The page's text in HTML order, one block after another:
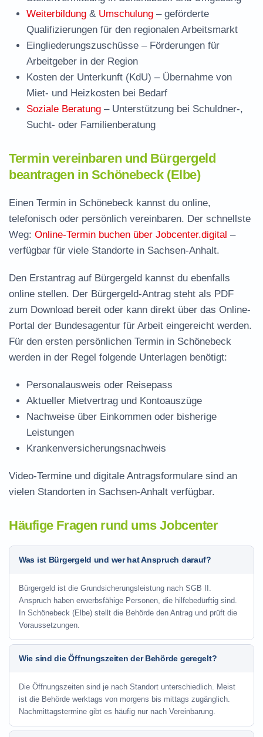
Weiterbildung & Umschulung – geförderte
Qualifizierungen für den regionalen Arbeitsmarkt
Eingliederungszuschüsse – Förderungen für
Arbeitgeber in der Region
Kosten der Unterkunft (KdU) – Übernahme von
Miet- und Heizkosten bei Bedarf
Soziale Beratung – Unterstützung bei Schuldner-,
Sucht- oder Familienberatung
Termin vereinbaren und Bürgergeld
beantragen in Schönebeck (Elbe)
Einen Termin in Schönebeck kannst du online,
telefonisch oder persönlich vereinbaren. Der schnellste
Weg: Online-Termin buchen über Jobcenter.digital –
verfügbar für viele Standorte in Sachsen-Anhalt.
Den Erstantrag auf Bürgergeld kannst du ebenfalls
online stellen. Der Bürgergeld-Antrag steht als PDF
zum Download bereit oder kann direkt über das Online-
Portal der Bundesagentur für Arbeit eingereicht werden.
Für den ersten persönlichen Termin in Schönebeck
werden in der Regel folgende Unterlagen benötigt:
Personalausweis oder Reisepass
Aktueller Mietvertrag und Kontoauszüge
Nachweise über Einkommen oder bisherige
Leistungen
Krankenversicherungsnachweis
Video-Termine und digitale Antragsformulare sind an
vielen Standorten in Sachsen-Anhalt verfügbar.
Häufige Fragen rund ums Jobcenter
Was ist Bürgergeld und wer hat Anspruch darauf?
Bürgergeld ist die Grundsicherungsleistung nach SGB II.
Anspruch haben erwerbsfähige Personen, die hilfebedürftig sind.
In Schönebeck (Elbe) stellt die Behörde den Antrag und prüft die
Voraussetzungen.
Wie sind die Öffnungszeiten der Behörde geregelt?
Die Öffnungszeiten sind je nach Standort unterschiedlich. Meist
ist die Behörde werktags von morgens bis mittags zugänglich.
Nachmittagstermine gibt es häufig nur nach Vereinbarung.